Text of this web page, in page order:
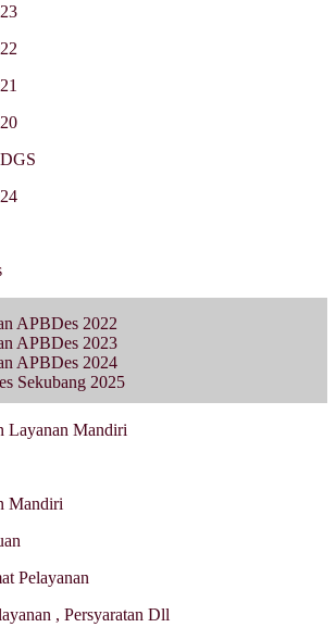
APBDes 2022
APBDes 2023
APBDes 2024
Sekubang 2025
Layanan Mandiri
Mandiri
Pelayanan
, Persyaratan Dll